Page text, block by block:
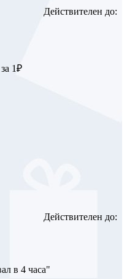
Действителен до:
1₽
Действителен до:
в 4 часа"